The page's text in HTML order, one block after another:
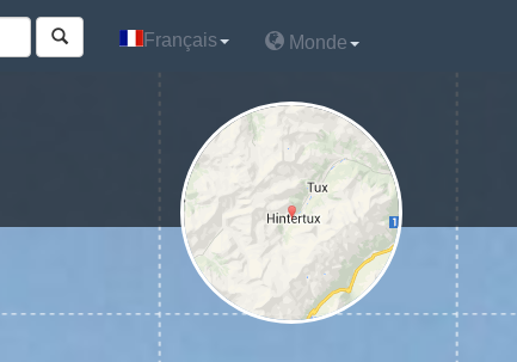
Français Monde
Français Monde